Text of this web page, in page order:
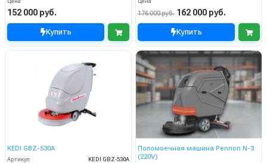
Цена
152 000 руб.
Купить
Цена
176 000 руб. 162 000 руб.
Купить
KEDI GBZ-530A
Артикул
KEDI GBZ-530A
Поломоечная машина Pennon N-3
(220V)